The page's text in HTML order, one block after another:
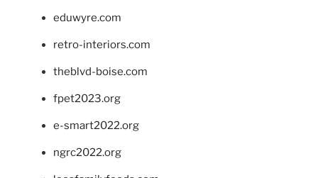
eduwyre.com
retro-interiors.com
theblvd-boise.com
fpet2023.org
e-smart2022.org
ngrc2022.org